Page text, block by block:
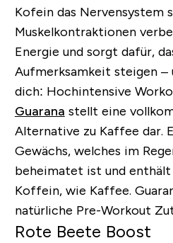
Kofein das Nervensystem
Muskelkontraktionen
Energie und sorgt dafür,
Aufmerksamkeit steigen –
dich: Hochintensive
Guarana stellt eine
Alternative zu Kaffee dar.
Gewächs, welches im
beheimatet ist und enthält
Koffein, wie Kaffee.
natürliche Pre-Workout
Rote Beete Boost